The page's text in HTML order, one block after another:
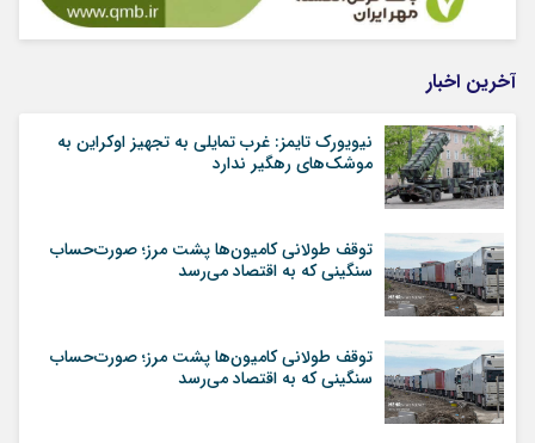
آخرین اخبار
نیویورک تایمز: غرب تمایلی به تجهیز اوکراین به
موشک‌های رهگیر ندارد
توقف طولانی کامیون‌ها پشت مرز؛ صورت‌حساب
سنگینی که به اقتصاد می‌رسد
توقف طولانی کامیون‌ها پشت مرز؛ صورت‌حساب
سنگینی که به اقتصاد می‌رسد